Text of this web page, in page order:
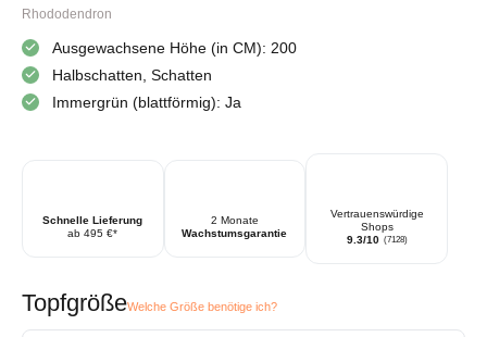
aus
Rhododendron
Ausgewachsene Höhe (in CM): 200
Halbschatten, Schatten
Immergrün (blattförmig): Ja
Schnelle Lieferung
ab 495 €*
2 Monate
Wachstumsgarantie
Vertrauenswürdige
Shops
9.3/10 (7128)
TopfgrößeWelche Größe benötige ich?